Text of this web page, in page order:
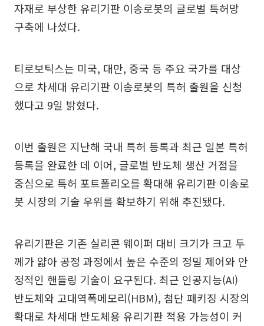
자재로 부상한 유리기판 이송로봇의 글로벌 특허망
구축에 나섰다.
티로보틱스는 미국, 대만, 중국 등 주요 국가를 대상
으로 차세대 유리기판 이송로봇의 특허 출원을 신청
했다고 9일 밝혔다.
이번 출원은 지난해 국내 특허 등록과 최근 일본 특허
등록을 완료한 데 이어, 글로벌 반도체 생산 거점을
중심으로 특허 포트폴리오를 확대해 유리기판 이송로
봇 시장의 기술 우위를 확보하기 위해 추진됐다.
유리기판은 기존 실리콘 웨이퍼 대비 크기가 크고 두
께가 얇아 공정 과정에서 높은 수준의 정밀 제어와 안
정적인 핸들링 기술이 요구된다. 최근 인공지능(AI)
반도체와 고대역폭메모리(HBM), 첨단 패키징 시장의
확대로 차세대 반도체용 유리기판 적용 가능성이 커